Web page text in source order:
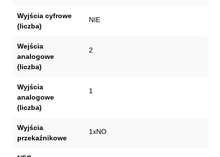
Wyjścia cyfrowe
(liczba)
NIE
Wejścia
analogowe
(liczba)
2
Wyjścia
analogowe
(liczba)
1
Wyjścia
przekaźnikowe
1xNO